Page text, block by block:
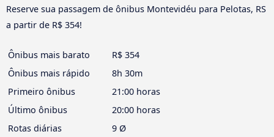
Reserve sua passagem de ônibus Montevidéu para Pelotas, RS
a partir de R$ 354!
Ônibus mais barato
R$ 354
Ônibus mais rápido
8h 30m
Primeiro ônibus
21:00 horas
Último ônibus
20:00 horas
Rotas diárias
9 Ø